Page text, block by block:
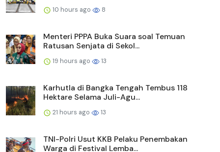
10 hours ago 8
Menteri PPPA Buka Suara soal Temuan
Ratusan Senjata di Sekol...
19 hours ago 13
Karhutla di Bangka Tengah Tembus 118
Hektare Selama Juli-Agu...
21 hours ago 13
TNI-Polri Usut KKB Pelaku Penembakan
Warga di Festival Lemba...